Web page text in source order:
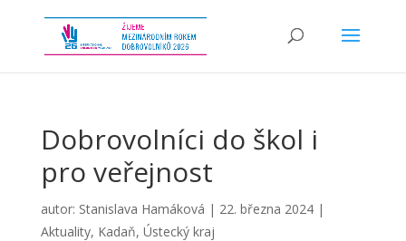
Dobrovolníci do škol i
pro veřejnost
autor: Stanislava Hamáková | 22. března 2024|
Aktuality, Kadaň, Ústecký kraj